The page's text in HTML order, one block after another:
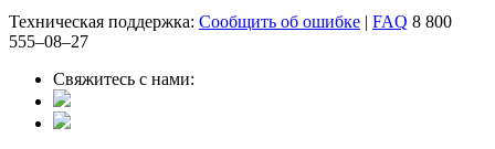
Техническая поддержка: Сообщить об ошибке | FAQ 8 800
555‒08‒27
Свяжитесь с нами: